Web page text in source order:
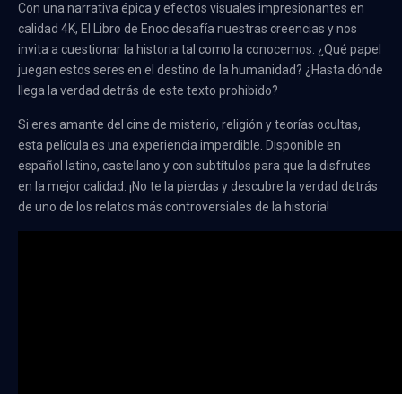
Con una narrativa épica y efectos visuales impresionantes en
calidad 4K, El Libro de Enoc desafía nuestras creencias y nos
invita a cuestionar la historia tal como la conocemos. ¿Qué papel
juegan estos seres en el destino de la humanidad? ¿Hasta dónde
llega la verdad detrás de este texto prohibido?
Si eres amante del cine de misterio, religión y teorías ocultas,
esta película es una experiencia imperdible. Disponible en
español latino, castellano y con subtítulos para que la disfrutes
en la mejor calidad. ¡No te la pierdas y descubre la verdad detrás
de uno de los relatos más controversiales de la historia!